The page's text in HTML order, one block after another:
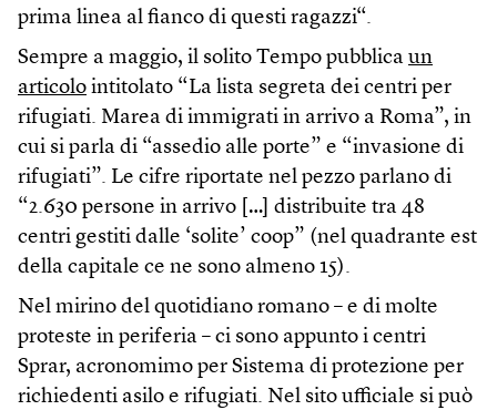
prima linea al fianco di questi ragazzi“.
Sempre a maggio, il solito Tempo pubblica un
articolo intitolato “La lista segreta dei centri per
rifugiati. Marea di immigrati in arrivo a Roma”, in
cui si parla di “assedio alle porte” e “invasione di
rifugiati”. Le cifre riportate nel pezzo parlano di
“2.630 persone in arrivo […] distribuite tra 48
centri gestiti dalle ‘solite’ coop” (nel quadrante est
della capitale ce ne sono almeno 15).
Nel mirino del quotidiano romano – e di molte
proteste in periferia – ci sono appunto i centri
Sprar, acronomimo per Sistema di protezione per
richiedenti asilo e rifugiati. Nel sito ufficiale si può